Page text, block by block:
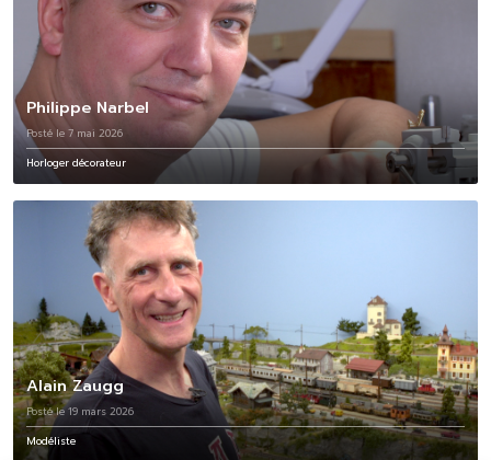
Philippe Narbel
Posté le 7 mai 2026
Horloger décorateur
Alain Zaugg
Posté le 19 mars 2026
Modéliste